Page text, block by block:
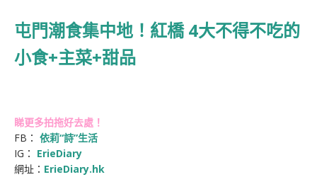
屯門潮食集中地！紅橋 4大不得不吃的
小食+主菜+甜品
睇更多拍拖好去處！
FB： 依莉“詩”生活
IG： ErieDiary
網址： ErieDiary.hk